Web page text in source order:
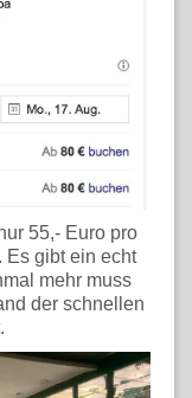
55,- Euro pro
Es gibt ein echt
mehr muss
der schnellen